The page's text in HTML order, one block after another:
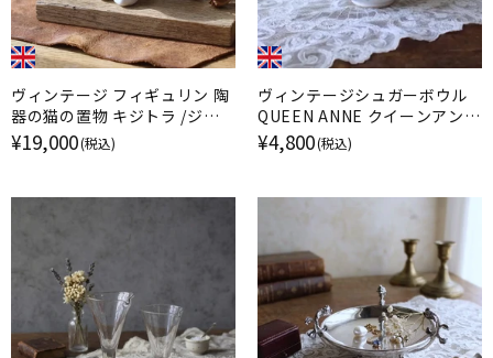
ヴィンテージ フィギュリン 陶
器の猫の置物 キジトラ /ジェ
ニー・ウィンスタンレイ イギリ
¥19,000(税込)
ヴィンテージシュガーボウル
QUEEN ANNE クイーンアン
勿忘草 イギリス
¥4,800(税込)